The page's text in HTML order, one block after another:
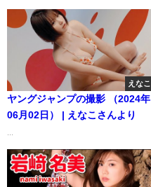
―Ayuka Nakamura（2024年01
月23日） | 週プレChannel【集
英社 週刊プレイボーイ公式】さ
んより
えなこ
ヤングジャンプの撮影 （2024年
06月02日） | えなこさんより
...